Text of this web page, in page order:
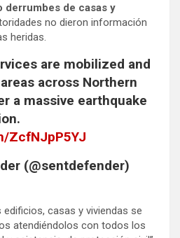
derrumbes de casas y
no dieron información
heridas.
are mobilized and
across Northern
a massive earthquake
ZcfNJpP5YJ
(@sentdefender)
edificios, casas y viviendas se
atendiéndolos con todos los